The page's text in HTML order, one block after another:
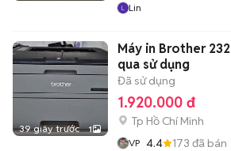
Lin
39 giây trước 1
Máy in Brother
qua sử dụng
Đã sử dụng
1.920.000 đ
Tp Hồ Chí Minh
VP 4.4 173 đã bán